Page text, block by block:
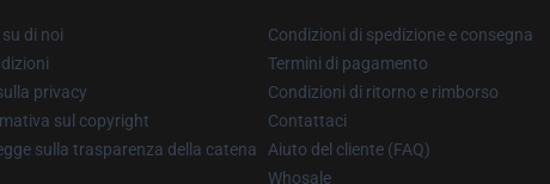
di noi
privacy
sul copyright
sulla trasparenza della catena
Condizioni di spedizione e consegna
Termini di pagamento
Condizioni di ritorno e rimborso
Contattaci
Aiuto del cliente (FAQ)
Whosale